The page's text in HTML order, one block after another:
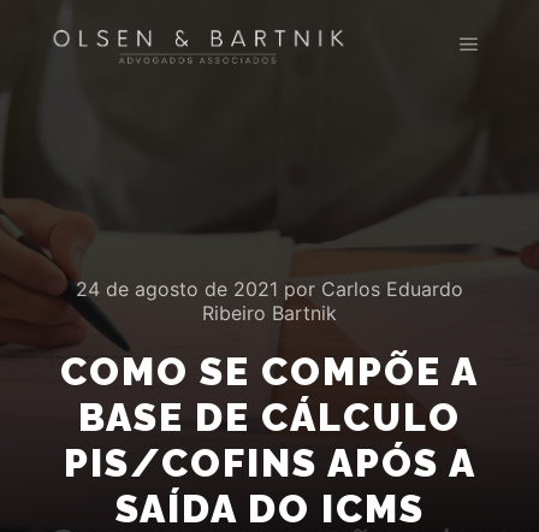
24 de agosto de 2021 por Carlos Eduardo
Ribeiro Bartnik
COMO SE COMPÕE A
BASE DE CÁLCULO
PIS/COFINS APÓS A
SAÍDA DO ICMS